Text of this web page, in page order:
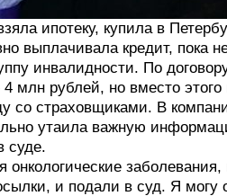
ипотеку, купила в
выплачивала кредит, пока
инвалидности. По
млн рублей, но вместо
со страховщиками. В
утаила важную
суде.
онкологические
и подали в суд. Я могу